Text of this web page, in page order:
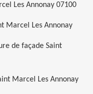
Les Annonay 07100
Marcel Les Annonay
de façade Saint
Marcel Les Annonay